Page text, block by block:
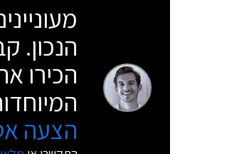
הנכון.
הכירו
הצעה